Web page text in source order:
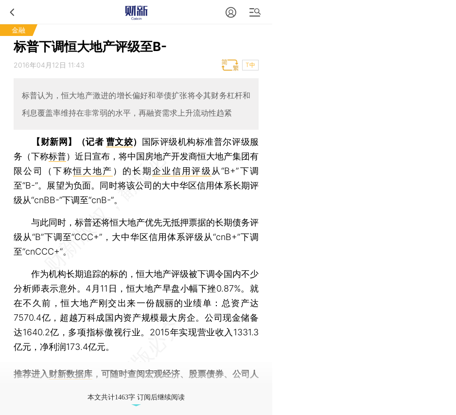
金融
标普下调恒大地产评级至B-
2016年04月12日 11:43 T中
标普认为，恒大地产激进的增长偏好和举债扩张将令其财务杠杆和
利息覆盖率维持在非常弱的水平，再融资需求上升流动性趋紧
【财新网】（记者 曹文姣） 国际评级机构标准普尔评级服
务（下称标普）近日宣布，将中国房地产开发商恒大地产集团有
限公司（下称恒大地产 ）的长期企业信用评级 从“B+”下调
至“B-”。展望为负面。同时将该公司的大中华区信用体系长期评
级从“cnBB-”下调至“cnB-”。
与此同时，标普还将恒大地产优先无抵押票据的长期债务评
级从“B”下调至“CCC+”，大中华区信用体系评级从“cnB+”下调
至“cnCCC+”。
作为机构长期追踪的标的，恒大地产评级被下调令国内不少
分析师表示意外。4月11日，恒大地产早盘小幅下挫0.87%。就
在不久前，恒大地产刚交出来一份靓丽的业绩单：总资产达
7570.4亿，超越万科成国内资产规模最大房企。公司现金储备
达1640.2亿，多项指标傲视行业。2015年实现营业收入1331.3
亿元，净利润173.4亿元。
推荐进入财新数据库 ，可随时查阅宏观经济、股票债券、公司人
本文共计1463字 订阅后继续阅读